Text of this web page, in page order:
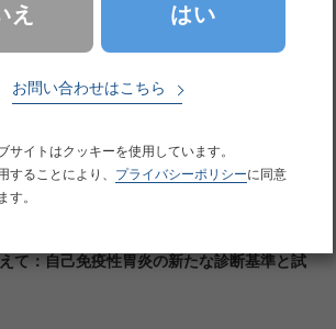
て：自己免疫性胃炎の新たな診断基準と試
はい
え
お問い合わせはこちら
サイトはクッキーを使用しています。
することにより、 プライバシーポリシーに同意
す。